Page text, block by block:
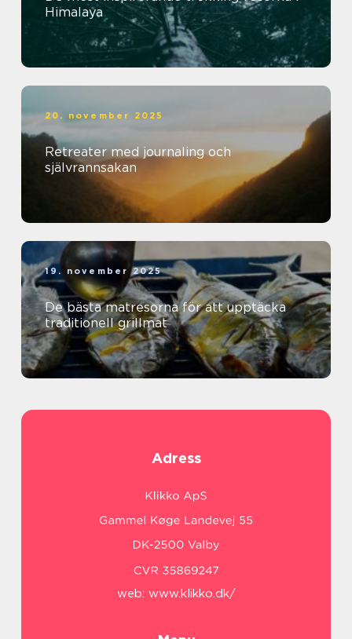
Himalaya
20. november 2025
Retreater med journaling och
självrannsakan
19. november 2025
De bästa matresorna för att upptäcka
traditionell grillmat
Adress
web: www.klikko.dk/